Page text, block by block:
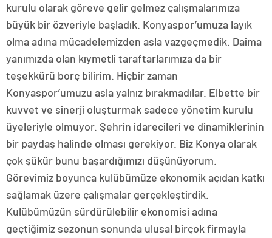
kurulu olarak göreve gelir gelmez çalışmalarımıza
büyük bir özveriyle başladık. Konyaspor’umuza layık
olma adına mücadelemizden asla vazgeçmedik. Daima
yanımızda olan kıymetli taraftarlarımıza da bir
teşekkürü borç bilirim. Hiçbir zaman
Konyaspor’umuzu asla yalnız bırakmadılar. Elbette bir
kuvvet ve sinerji oluşturmak sadece yönetim kurulu
üyeleriyle olmuyor. Şehrin idarecileri ve dinamiklerinin
bir paydaş halinde olması gerekiyor. Biz Konya olarak
çok şükür bunu başardığımızı düşünüyorum.
Görevimiz boyunca kulübümüze ekonomik açıdan katkı
sağlamak üzere çalışmalar gerçekleştirdik.
Kulübümüzün sürdürülebilir ekonomisi adına
geçtiğimiz sezonun sonunda ulusal birçok firmayla